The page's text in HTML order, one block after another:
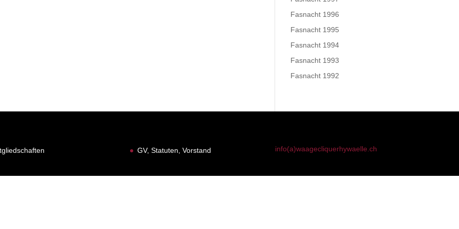
Fasnacht 1996
Fasnacht 1995
Fasnacht 1994
Fasnacht 1993
Fasnacht 1992
GV, Statuten, Vorstand info(a)waagecliquerhywaelle.ch